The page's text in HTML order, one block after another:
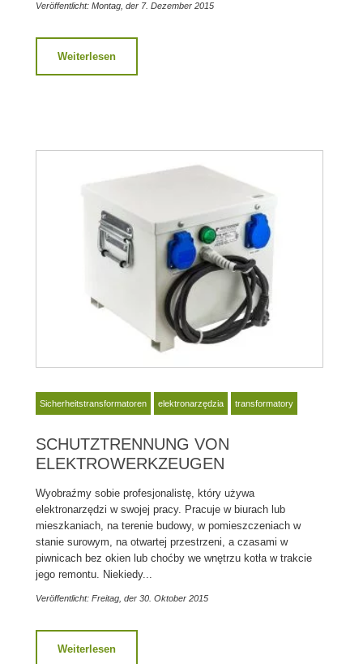
Veröffentlicht: Montag, der 7. Dezember 2015
Weiterlesen
Sicherheitstransformatoren elektronarzędzia transformatory
SCHUTZTRENNUNG VON
ELEKTROWERKZEUGEN
Wyobraźmy sobie profesjonalistę, który używa
elektronarzędzi w swojej pracy. Pracuje w biurach lub
mieszkaniach, na terenie budowy, w pomieszczeniach w
stanie surowym, na otwartej przestrzeni, a czasami w
piwnicach bez okien lub choćby we wnętrzu kotła w trakcie
jego remontu. Niekiedy...
Veröffentlicht: Freitag, der 30. Oktober 2015
Weiterlesen